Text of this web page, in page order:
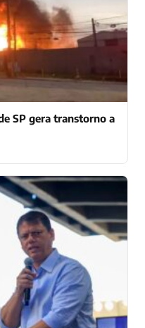
SP gera transtorno a